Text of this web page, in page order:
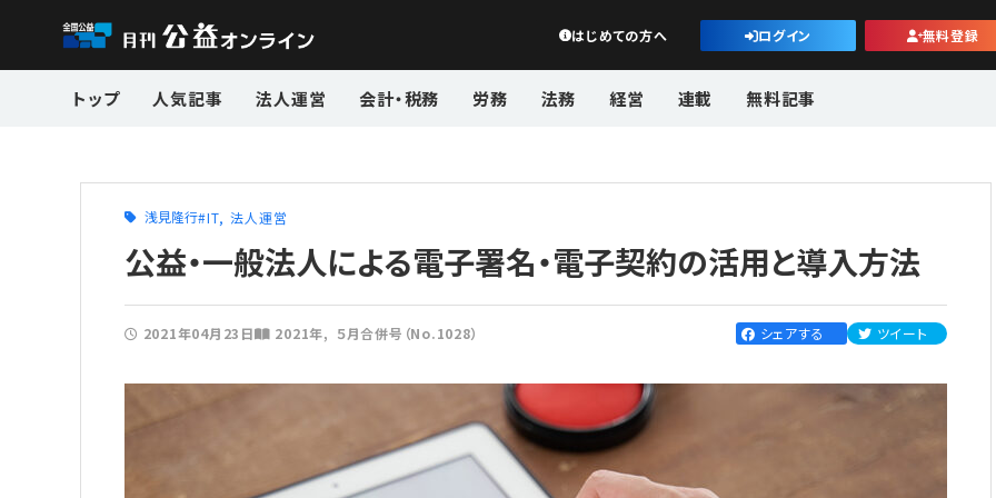
公益・一般法人オンライン
はじめての方へ ログイン 無料登録
トップ 人気記事 法人運営 会計・税務 労務 法務 経営 連載 無料記事
浅見隆行 IT 法人運営
公益・一般法人による電子署名・電子契約の活用と導入方法
2021年04月23日 2021年 ５月合併号（No.1028） シェアする ツイート